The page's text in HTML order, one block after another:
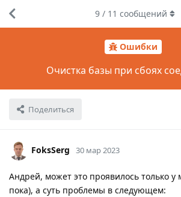
Ошибки
Очистка базы при сбоях
Поделиться
9/ 11 сообщений
FoksSerg 30 мар 2023
Андрей, может это проявилось только у
пока), а суть проблемы в следующем: